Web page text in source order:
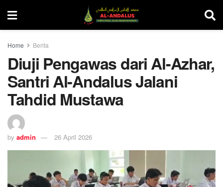
Home Berita
Diuji Pengawas dari Al-Azhar,
Santri Al-Andalus Jalani
Tahdid Mustawa
by admin 26 April 2026